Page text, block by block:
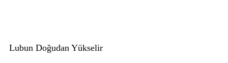
Lubun Doğudan Yükselir